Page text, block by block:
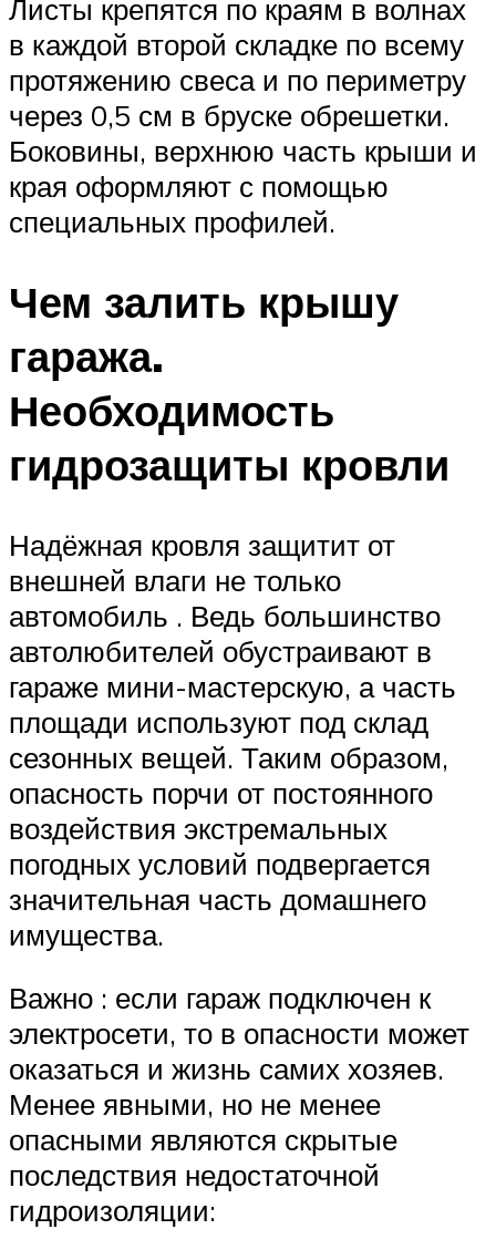
Листы крепятся по краям в волнах
в каждой второй складке по всему
протяжению свеса и по периметру
через 0,5 см в бруске обрешетки.
Боковины, верхнюю часть крыши и
края оформляют с помощью
специальных профилей.
Чем залить крышу
гаража.
Необходимость
гидрозащиты кровли
Надёжная кровля защитит от
внешней влаги не только
автомобиль . Ведь большинство
автолюбителей обустраивают в
гараже мини-мастерскую, а часть
площади используют под склад
сезонных вещей. Таким образом,
опасность порчи от постоянного
воздействия экстремальных
погодных условий подвергается
значительная часть домашнего
имущества.
Важно : если гараж подключен к
электросети, то в опасности может
оказаться и жизнь самих хозяев.
Менее явными, но не менее
опасными являются скрытые
последствия недостаточной
гидроизоляции: